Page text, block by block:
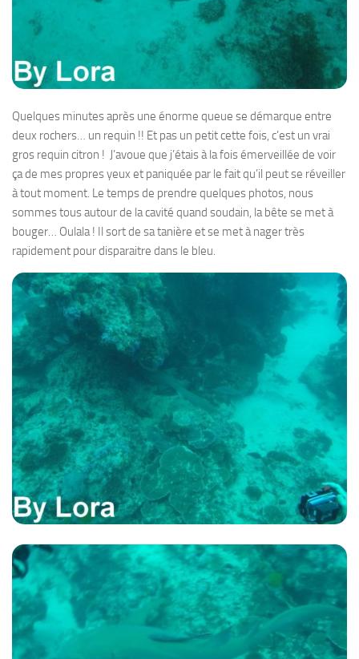
Quelques minutes après une énorme queue se démarque entre
deux rochers… un requin !! Et pas un petit cette fois, c’est un vrai
gros requin citron ! J’avoue que j’étais à la fois émerveillée de voir
ça de mes propres yeux et paniquée par le fait qu’il peut se réveiller
à tout moment. Le temps de prendre quelques photos, nous
sommes tous autour de la cavité quand soudain, la bête se met à
bouger… Oulala ! Il sort de sa tanière et se met à nager très
rapidement pour disparaitre dans le bleu.